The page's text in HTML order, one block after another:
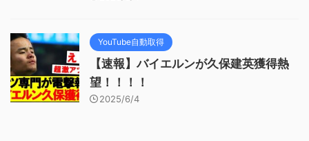
YouTube自動取得
【速報】バイエルンが久保建英獲得熱
望！！！！
2025/6/4